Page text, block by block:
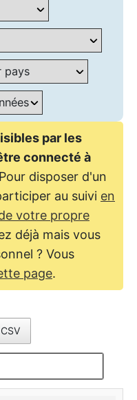
par les
connecté à
Pour disposer d'un
au suivi en
votre propre
déjà mais vous
? Vous
page.
CSV